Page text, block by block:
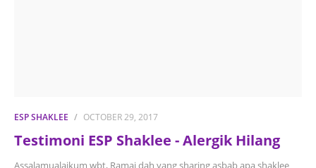
ESP SHAKLEE OCTOBER 29, 2017
Testimoni ESP Shaklee - Alergik Hilang
Assalamualaikum wbt, Ramai dah yang sharing asbab apa shaklee